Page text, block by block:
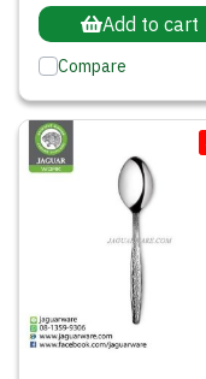
Add to cart
Compare